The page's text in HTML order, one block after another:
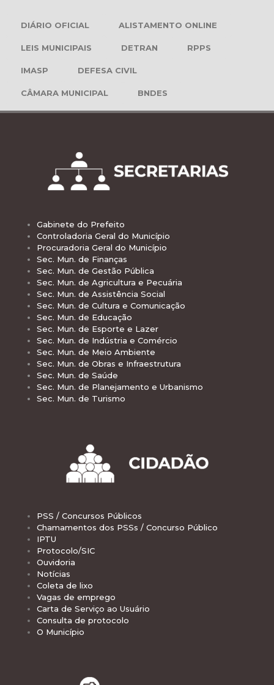
DIÁRIO OFICIAL ALISTAMENTO ONLINE
LEIS MUNICIPAIS DETRAN RPPS
IMASP DEFESA CIVIL
CÂMARA MUNICIPAL BNDES
Gabinete do Prefeito
Controladoria Geral do Município
Procuradoria Geral do Município
Sec. Mun. de Finanças
Sec. Mun. de Gestão Pública
Sec. Mun. de Agricultura e Pecuária
Sec. Mun. de Assistência Social
Sec. Mun. de Cultura e Comunicação
Sec. Mun. de Educação
Sec. Mun. de Esporte e Lazer
Sec. Mun. de Indústria e Comércio
Sec. Mun. de Meio Ambiente
Sec. Mun. de Obras e Infraestrutura
Sec. Mun. de Saúde
Sec. Mun. de Planejamento e Urbanismo
Sec. Mun. de Turismo
PSS / Concursos Públicos
Chamamentos dos PSSs / Concurso Público
IPTU
Protocolo/SIC
Ouvidoria
Notícias
Coleta de lixo
Vagas de emprego
Carta de Serviço ao Usuário
Consulta de protocolo
O Município